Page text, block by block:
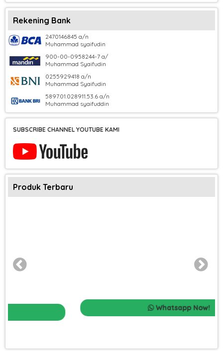
Rekening Bank
2470146845 a/n
Muhammad syaifudin
900-00-0958244-7 a/
Muhammad Syaifudin
0255929418 a/n
Muhammad Syaifudin
5897.01.028911.53.6 a/n
Muhammad syaifuddin
SUBSCRIBE CHANNEL YOUTUBE KAMI
Produk Terbaru
Whatsapp Now!